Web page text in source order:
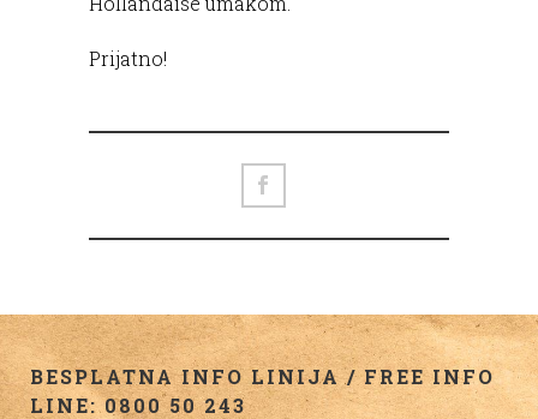
Prijatno!
BESPLATNA INFO LINIJA / FREE INFO
LINE: 0800 50 243